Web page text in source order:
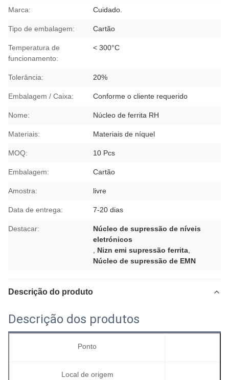
Marca: Cuidado.
Tipo de embalagem: Cartão
Temperatura de
funcionamento:
< 300°C
Tolerância: 20%
Embalagem / Caixa: Conforme o cliente requerido
Nome: Núcleo de ferrita RH
Materiais: Materiais de níquel
MOQ: 10 Pcs
Embalagem: Cartão
Amostra: livre
Data de entrega: 7-20 dias
Destacar:
Núcleo de supressão de níveis
eletrónicos
Nizn emi supressão ferrita
Núcleo de supressão de EMN
Descrição do produto
Descrição dos produtos
Ponto
Local de origem